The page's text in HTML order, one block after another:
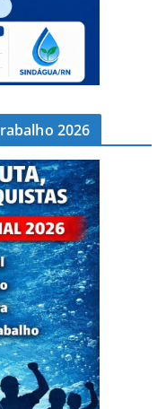
2026